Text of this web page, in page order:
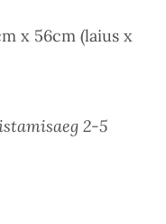
x 56cm (laius x
2-5